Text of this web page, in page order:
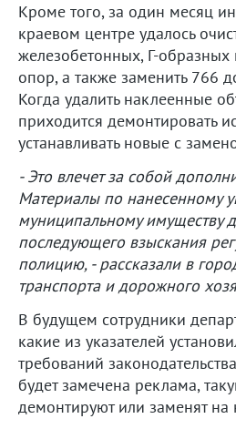
Кроме того, за один месяц
краевом центре удалось
железобетонных, Г-образных
опор, а также заменить 766
Когда удалить наклеенные
приходится демонтировать
устанавливать новые с
- Это влечет за собой
Материалы по нанесенному
муниципальному имуществу
последующего взыскания
полицию, - рассказали в
транспорта и дорожного
В будущем сотрудники
какие из указателей
требований
будет замечена реклама,
демонтируют или заменят